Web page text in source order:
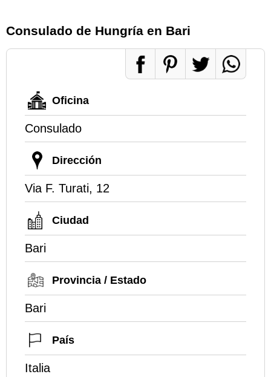
Consulado de Hungría en Bari
Oficina
Consulado
Dirección
Via F. Turati, 12
Ciudad
Bari
Provincia / Estado
Bari
País
Italia